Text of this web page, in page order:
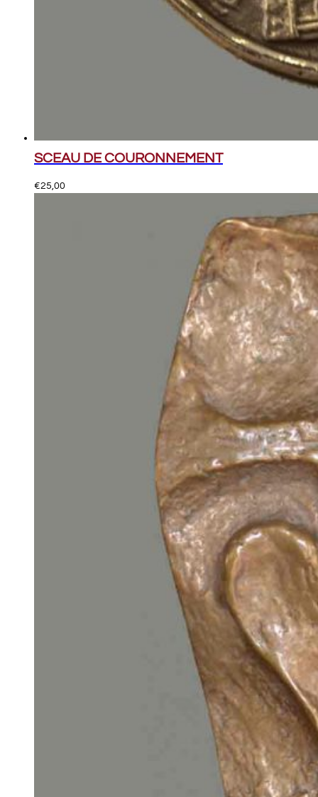
SCEAU DE COURONNEMENT
€25,00